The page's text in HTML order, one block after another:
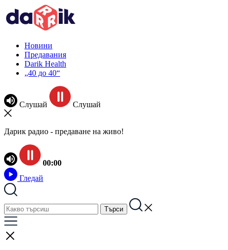
Новини
Предавания
Darik Health
„40 до 40“
Слушай Слушай
Дарик радио - предаване на живо!
00:00
Гледай